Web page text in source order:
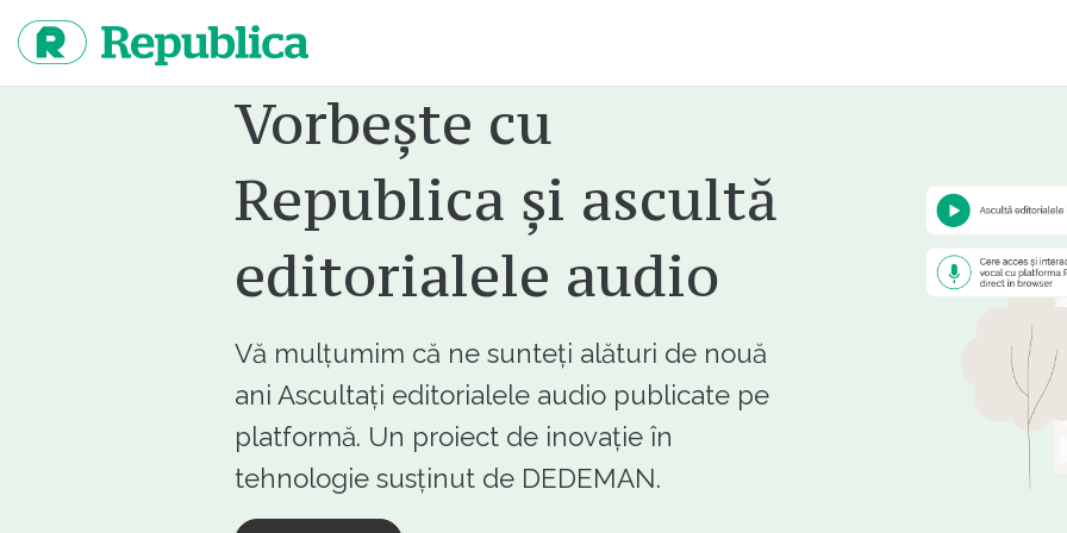
continut
Vorbește cu
Republica și ascultă
editorialele audio
Vă mulțumim că ne sunteți alături de nouă
ani Ascultați editorialele audio publicate pe
platformă. Un proiect de inovație în
tehnologie susținut de DEDEMAN.